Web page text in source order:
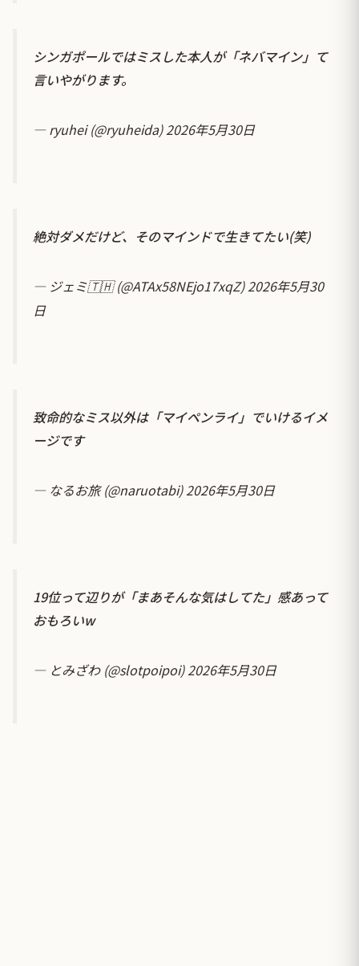
シンガポールではミスした本人が「ネバマイン」て
言いやがります。
— ryuhei (@ryuheida)2026年5月30日
絶対ダメだけど、そのマインドで生きてたい(笑)
— ジェミ🇹🇭 (@ATAx58NEjo17xqZ)2026年5月30
日
致命的なミス以外は「マイペンライ」でいけるイメ
ージです
— なるお旅 (@naruotabi)2026年5月30日
19位って辺りが「まあそんな気はしてた」感あって
おもろいw
— とみざわ (@slotpoipoi)2026年5月30日